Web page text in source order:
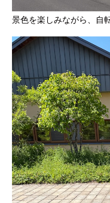
景色を楽しみながら、自